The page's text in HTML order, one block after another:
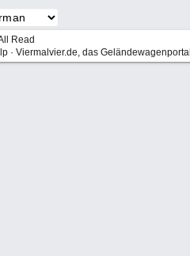
Read
· Viermalvier.de, das